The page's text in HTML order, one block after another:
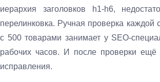
иерархия заголовков h1-h6,
перелинковка. Ручная проверка каждой
с 500 товарами занимает у SEO-
рабочих часов. И после проверки
исправления.